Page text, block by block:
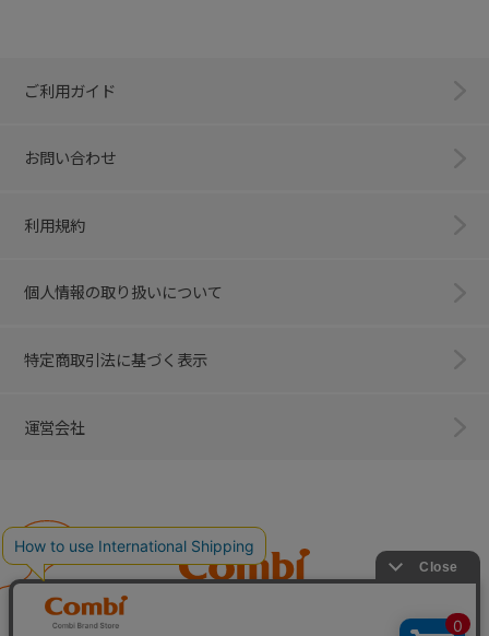
ご利用ガイド
お問い合わせ
利用規約
個人情報の取り扱いについて
特定商取引法に基づく表示
運営会社